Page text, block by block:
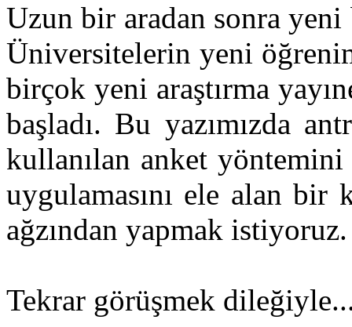
Uzun bir aradan sonra yeni
Üniversitelerin yeni
birçok yeni araştırma
başladı. Bu yazımızda
kullanılan anket
uygulamasını ele alan bir
ağzından yapmak istiyoruz.
Tekrar görüşmek